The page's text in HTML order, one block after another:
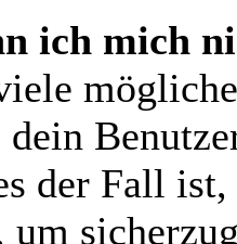
ich mich
dein
der Fall